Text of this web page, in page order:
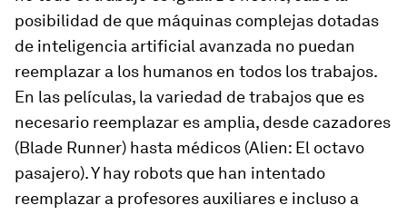
posibilidad de que máquinas complejas dotadas
de inteligencia artificial avanzada no puedan
reemplazar a los humanos en todos los trabajos.
En las películas, la variedad de trabajos que es
necesario reemplazar es amplia, desde cazadores
(Blade Runner) hasta médicos (Alien: El octavo
pasajero). Y hay robots que han intentado
reemplazar a profesores auxiliares e incluso a